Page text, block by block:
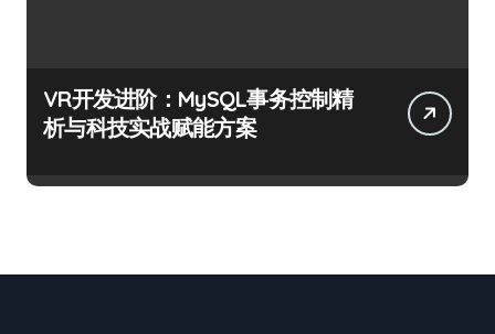
VR开发进阶：MySQL事务控制精
析与科技实战赋能方案